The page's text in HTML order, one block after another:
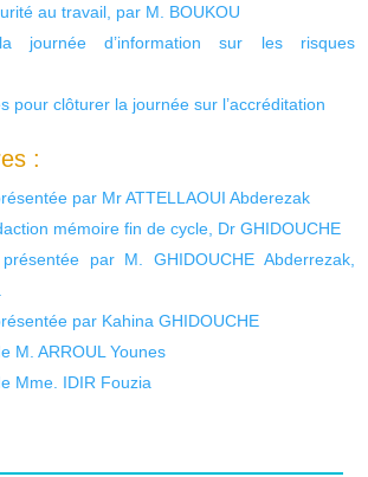
au travail, par M. BOUKOU
journée d’information sur les risques
pour clôturer la journée sur l’accréditation
:
par Mr ATTELLAOUI Abderezak
mémoire fin de cycle, Dr GHIDOUCHE
par M. GHIDOUCHE Abderrezak,
par Kahina GHIDOUCHE
M. ARROUL Younes
Mme. IDIR Fouzia